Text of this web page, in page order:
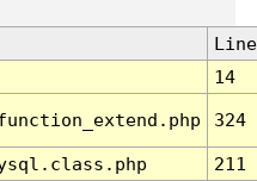
Line
14
324
211